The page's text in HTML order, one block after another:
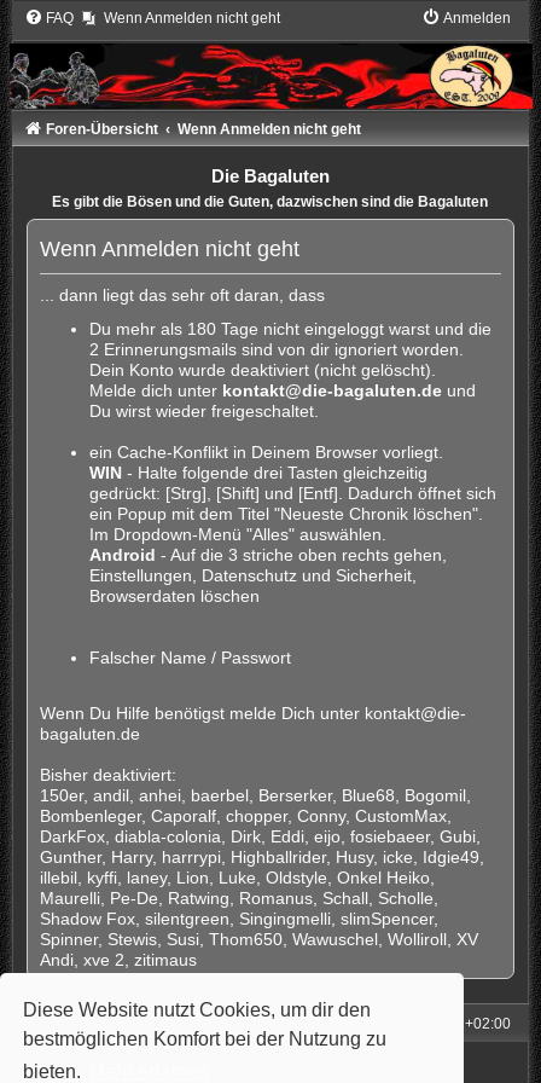
Diese Website nutzt Cookies, um dir den
bestmöglichen Komfort bei der Nutzung zu
bieten.
FAQ Wenn Anmelden nicht geht Anmelden
Foren-Übersicht Wenn Anmelden nicht geht
Die Bagaluten
Es gibt die Bösen und die Guten, dazwischen sind die Bagaluten
Wenn Anmelden nicht geht
... dann liegt das sehr oft daran, dass
Du mehr als 180 Tage nicht eingeloggt warst und die
2 Erinnerungsmails sind von dir ignoriert worden.
Dein Konto wurde deaktiviert (nicht gelöscht).
Melde dich unter kontakt@die-bagaluten.de und
Du wirst wieder freigeschaltet.
ein Cache-Konflikt in Deinem Browser vorliegt.
WIN - Halte folgende drei Tasten gleichzeitig
gedrückt: [Strg], [Shift] und [Entf]. Dadurch öffnet sich
ein Popup mit dem Titel "Neueste Chronik löschen".
Im Dropdown-Menü "Alles" auswählen.
Android - Auf die 3 striche oben rechts gehen,
Einstellungen, Datenschutz und Sicherheit,
Browserdaten löschen
Falscher Name / Passwort
Wenn Du Hilfe benötigst melde Dich unter kontakt@die-
bagaluten.de
Bisher deaktiviert:
150er, andil, anhei, baerbel, Berserker, Blue68, Bogomil,
Bombenleger, Caporalf, chopper, Conny, CustomMax,
DarkFox, diabla-colonia, Dirk, Eddi, eijo, fosiebaeer, Gubi,
Gunther, Harry, harrrypi, Highballrider, Husy, icke, Idgie49,
illebil, kyffi, laney, Lion, Luke, Oldstyle, Onkel Heiko,
Maurelli, Pe-De, Ratwing, Romanus, Schall, Scholle,
Shadow Fox, silentgreen, Singingmelli, slimSpencer,
Spinner, Stewis, Susi, Thom650, Wawuschel, Wolliroll, XV
Andi, xve 2, zitimaus
UTC+02:00
Powered by